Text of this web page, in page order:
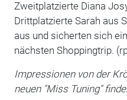
Zweitplatzierte Diana
Drittplatzierte Sarah aus
aus und sicherten sich
nächsten Shoppingtrip.
Impressionen von der
neuen "Miss Tuning"